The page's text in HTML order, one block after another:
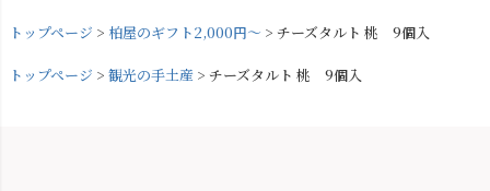
トップページ 柏屋のギフト2,000円～ チーズタルト 桃 9個入
トップページ 観光の手土産 チーズタルト 桃 9個入